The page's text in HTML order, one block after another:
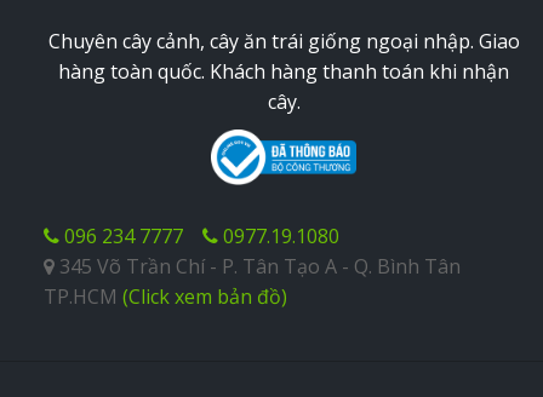
Chuyên cây cảnh, cây ăn trái giống ngoại nhập. Giao
hàng toàn quốc. Khách hàng thanh toán khi nhận
cây.
096 234 7777
0977.19.1080
345 Võ Trần Chí - P. Tân Tạo A - Q. Bình Tân
TP.HCM (Click xem bản đồ)